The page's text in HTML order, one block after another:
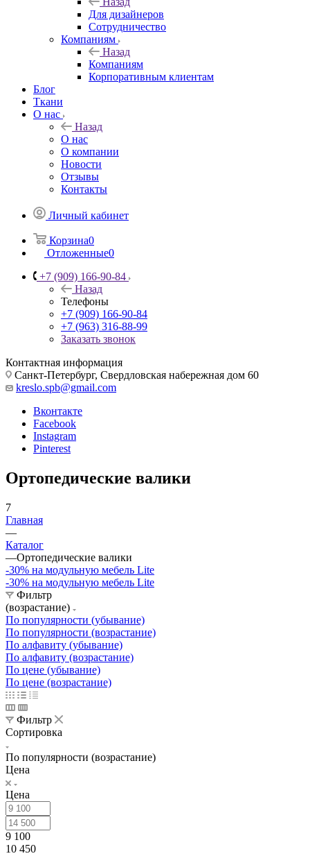
Для дизайнеров
Сотрудничество
Компаниям
Назад
Компаниям
Корпоративным клиентам
Блог
Ткани
О нас
Назад
О нас
О компании
Новости
Отзывы
Контакты
Личный кабинет
Корзина0
Отложенные0
+7 (909) 166-90-84
Назад
Телефоны
+7 (909) 166-90-84
+7 (963) 316-88-99
Заказать звонок
Контактная информация
Санкт-Петербург, Свердловская набережная дом 60
kreslo.spb@gmail.com
Вконтакте
Facebook
Instagram
Pinterest
Ортопедические валики
7
Главная
—
Каталог
—Ортопедические валики
-30% на модульную мебель Lite
-30% на модульную мебель Lite
Фильтр
(возрастание)
По популярности (убывание)
По популярности (возрастание)
По алфавиту (убывание)
По алфавиту (возрастание)
По цене (убывание)
По цене (возрастание)
Фильтр
Сортировка
По популярности (возрастание)
Цена
Цена
9 100
10 450